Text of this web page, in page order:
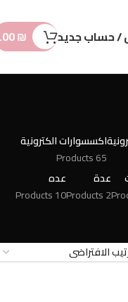
/ حساب جديد ₪
اكسسوارات الكترونية
65 Products
عدة
2 Products
عده
10 Products